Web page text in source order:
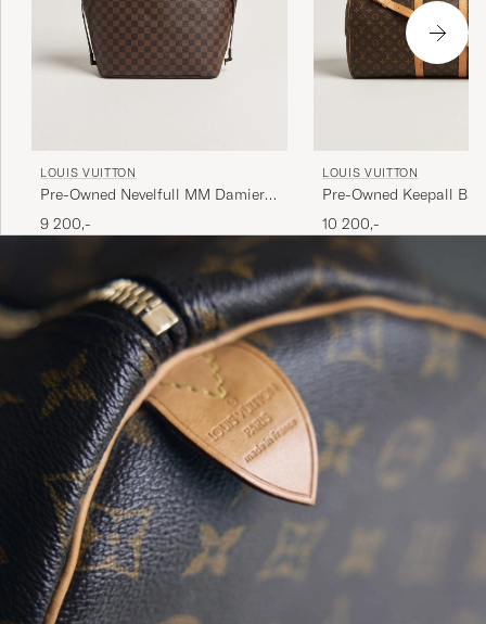
LOUIS VUITTON
Pre-Owned Nevelfull MM Damier
Ebene
9 200,-
LOUIS VUITTON
Pre-Owned Keepall
55 Monogram
10 200,-